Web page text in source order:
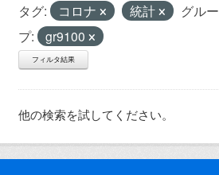
タグ:
コロナ 統計
グルー
プ:
gr9100
フィルタ結果
他の検索を試してください。